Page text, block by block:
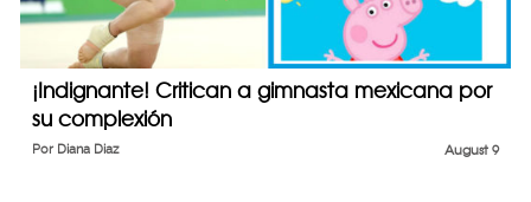
¡Indignante! Critican a gimnasta mexicana por
su complexión
August 9
Por Diana Diaz